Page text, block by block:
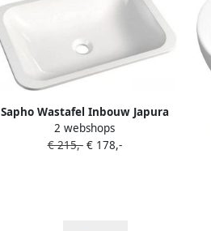
Sapho Wastafel Inbouw Japura
Rechthoekig 55x36x12 cm Cast
Marble Wit
2 webshops
€ 215,-€ 178,-